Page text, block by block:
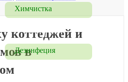
Химчистка
Дезинфеция
коттеджей и
в